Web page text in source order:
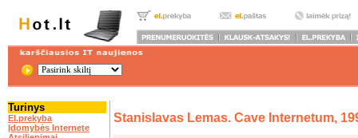
Turinys
El.prekyba
Įdomybės Internete
Stanislavas Lemas. Cave Internetum,